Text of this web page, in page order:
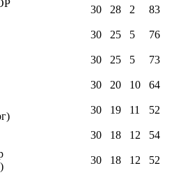
30 28 2 83
30 25 5 76
30 25 5 73
30 20 10 64
30 19 11 52
30 18 12 54
30 18 12 52